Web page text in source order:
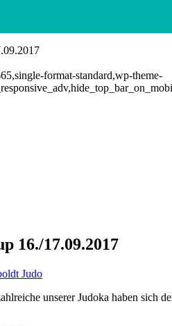
format-standard,wp-theme-
16./17.09.2017
16./17.09.2017
Judo
unserer Judoka haben sich